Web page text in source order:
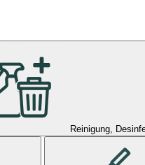
Reinigung,